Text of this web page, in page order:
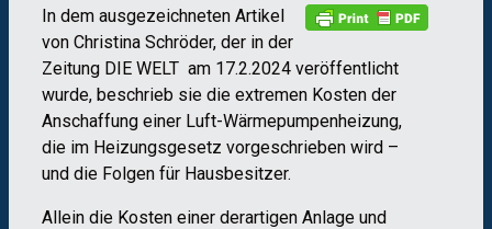
In dem ausgezeichneten Artikel
von Christina Schröder, der in der
Zeitung DIE WELT am 17.2.2024 veröffentlicht
wurde, beschrieb sie die extremen Kosten der
Anschaffung einer Luft-Wärmepumpenheizung,
die im Heizungsgesetz vorgeschrieben wird –
und die Folgen für Hausbesitzer.
Allein die Kosten einer derartigen Anlage und